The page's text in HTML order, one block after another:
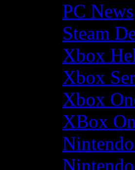
PC News
Steam
Xbox
Xbox
Xbox
XBox